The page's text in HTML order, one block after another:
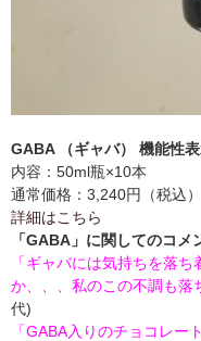
GABA （ギャバ） 機能性
内容：50ml瓶×10本
通常価格：3,240円（税込）
詳細はこちら
「GABA」に関してのコメ
「ギャバには気持ちを落
か、、、私のこの不調も落
代)
「GABA入りのチョコレ